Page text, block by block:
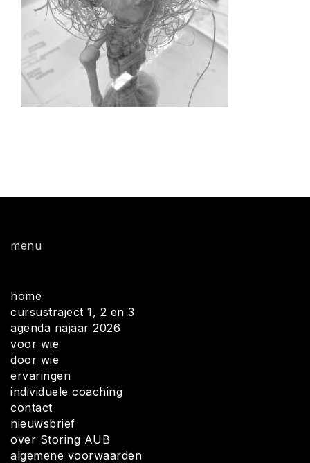
menu
home
cursustraject 1, 2 en 3
agenda najaar 2026
voor wie
door wie
ervaringen
individuele coaching
contact
nieuwsbrief
over Storing AUB
algemene voorwaarden